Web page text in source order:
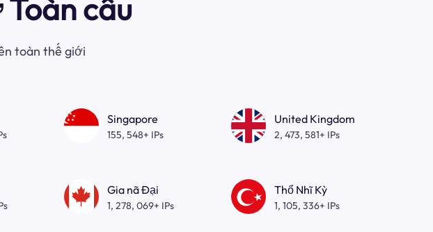
cầu
toàn thế giới
Singapore
155, 548+ IPs
United Kingdom
2, 473, 581+ IPs
Gia nã Đại
1, 278, 069+ IPs
Thổ Nhĩ Kỳ
1, 105, 336+ IPs